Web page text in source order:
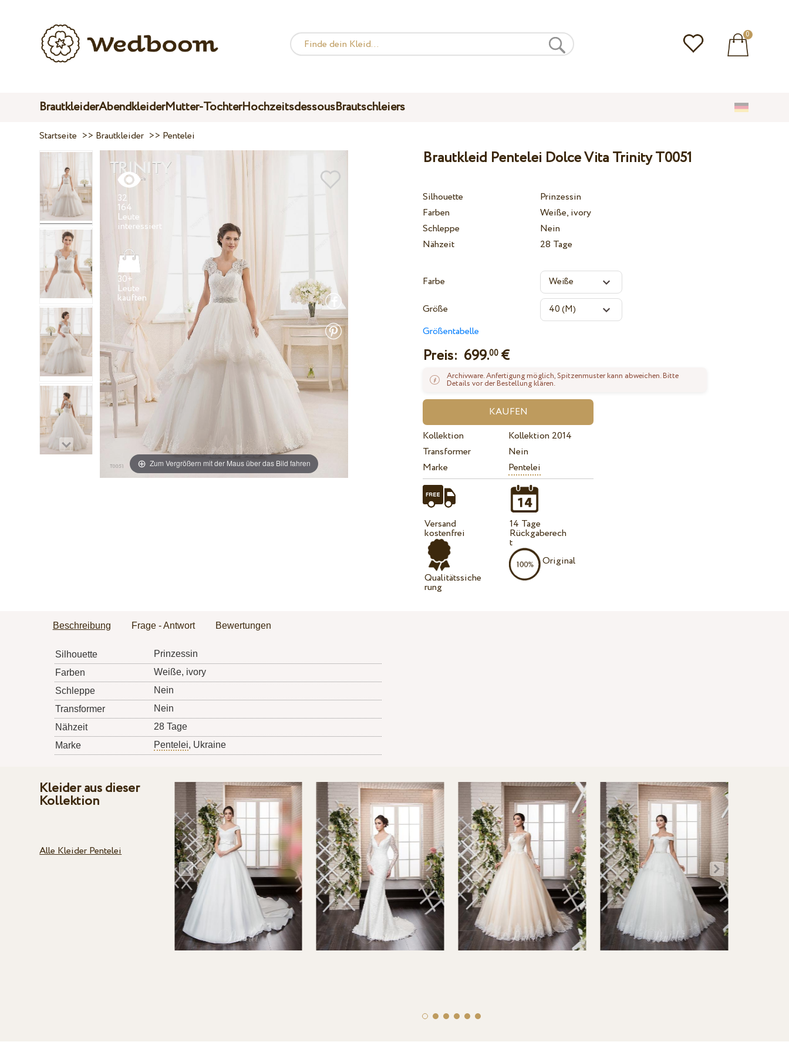
0
BrautkleiderAbendkleiderMutter-TochterHochzeitsdessousBrautschleiers
Startseite >> Brautkleider >> Pentelei
Zum Vergrößern mit der Maus über das Bild fahren
32
164
Leute
30+
Leute
Brautkleid Pentelei Dolce Vita Trinity T0051
Silhouette
Prinzessin
Farben
Weiße, ivory
Schleppe
Nein
Nähzeit
28 Tage
Farbe
Größe
Größentabelle
Preis: 699.00 €
Archivware. Anfertigung möglich, Spitzenmuster kann abweichen. Bitte
Details vor der Bestellung klären.
Kollektion
Kollektion 2014
Transformer
Nein
Marke
Pentelei
Versand
kostenfrei
Qualitätssiche
rung
14 Tage
Rückgaberech
t
Original
Beschreibung Frage - Antwort Bewertungen
Silhouette
Prinzessin
Farben
Weiße, ivory
Schleppe
Nein
Transformer
Nein
Nähzeit
28 Tage
Marke
Pentelei, Ukraine
Kleider aus dieser
Kollektion
Alle Kleider Pentelei